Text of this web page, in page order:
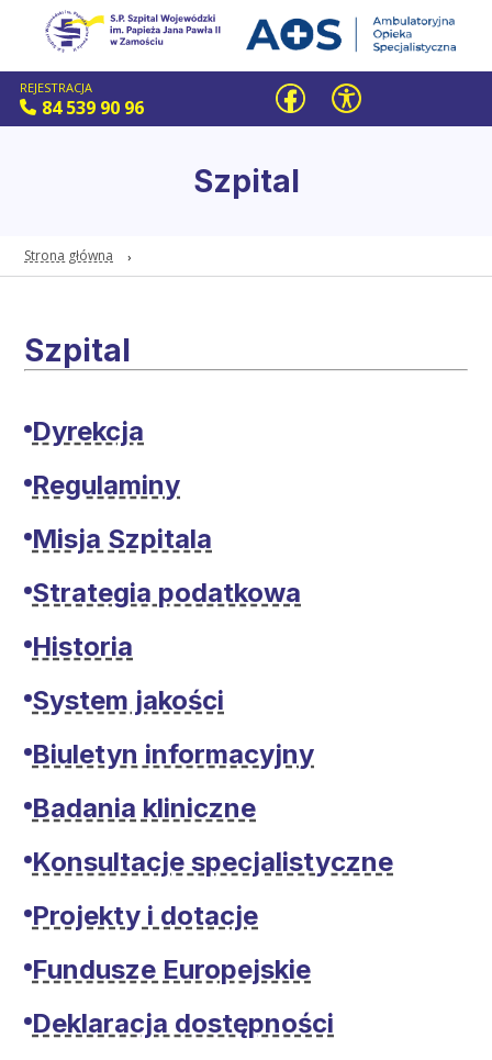
REJESTRACJA
84 539 90 96
Szpital
Strona główna
Szpital
Dyrekcja
Regulaminy
Misja Szpitala
Strategia podatkowa
Historia
System jakości
Biuletyn informacyjny
Badania kliniczne
Konsultacje specjalistyczne
Projekty i dotacje
Fundusze Europejskie
Deklaracja dostępności